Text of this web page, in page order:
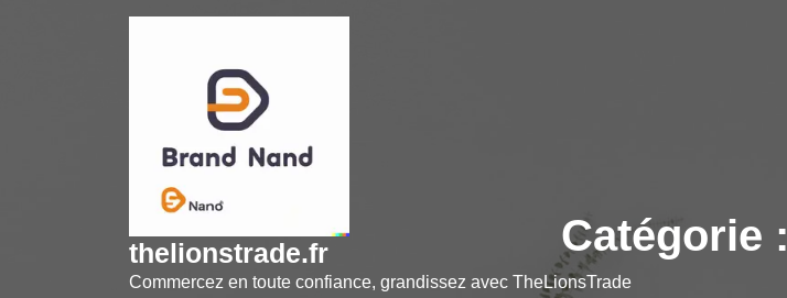
thelionstrade.fr
Commercez en toute confiance, grandissez avec TheLionsTrade
Catégorie :